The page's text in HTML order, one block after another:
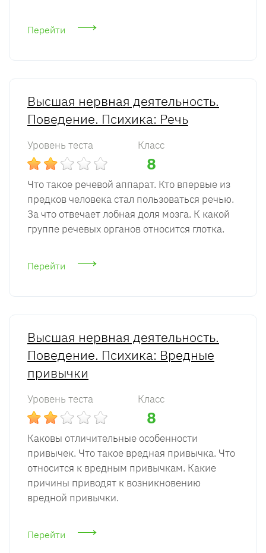
Перейти
Высшая нервная деятельность.
Поведение. Психика: Речь
Уровень теста Класс
8
Что такое речевой аппарат. Кто впервые из
предков человека стал пользоваться речью.
За что отвечает лобная доля мозга. К какой
группе речевых органов относится глотка.
Перейти
Высшая нервная деятельность.
Поведение. Психика: Вредные
привычки
Уровень теста Класс
8
Каковы отличительные особенности
привычек. Что такое вредная привычка. Что
относится к вредным привычкам. Какие
причины приводят к возникновению
вредной привычки.
Перейти